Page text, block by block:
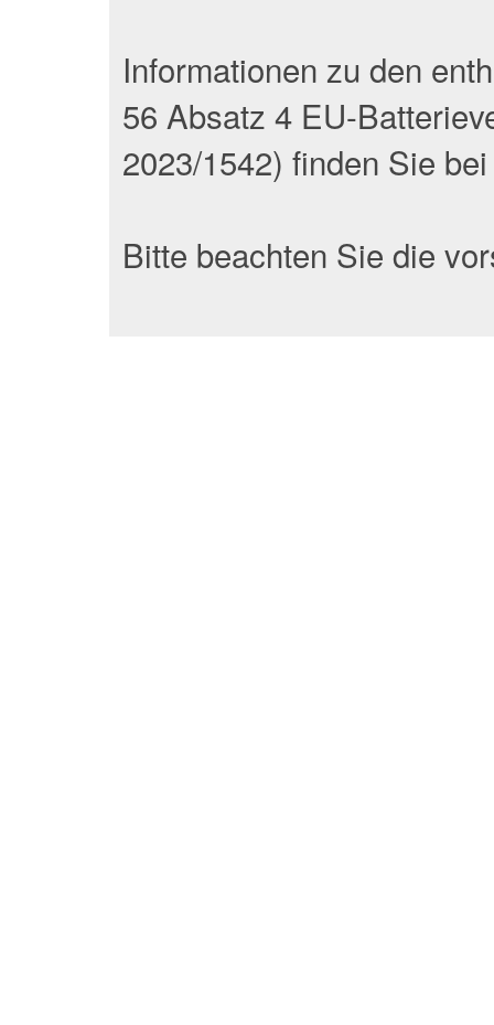
Informationen zu den
56 Absatz 4 EU-
2023/1542) finden Sie
Bitte beachten Sie die